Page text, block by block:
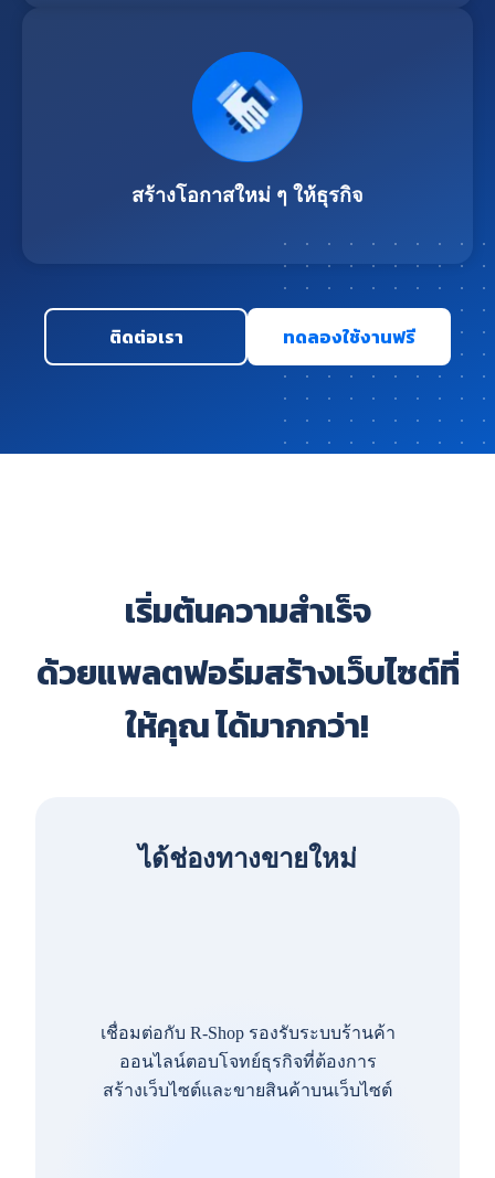
สร้างโอกาสใหม่ ๆ ให้ธุรกิจ
ติดต่อเรา ทดลองใช้งานฟรี
เริ่มต้นความสำเร็จ
ด้วยแพลตฟอร์มสร้างเว็บไซต์ที่
ให้คุณ ได้มากกว่า!
ได้ช่องทางขายใหม่
เชื่อมต่อกับ R-Shop รองรับระบบร้านค้า
ออนไลน์ตอบโจทย์ธุรกิจที่ต้องการ
สร้างเว็บไซต์และขายสินค้าบนเว็บไซต์